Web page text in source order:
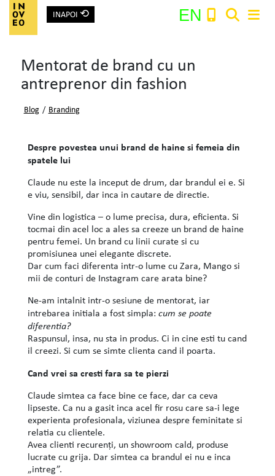
Main Navigation
INAPOI ⟲ EN
Search:
Mentorat de brand cu un
antreprenor din fashion
Blog / Branding
Despre povestea unui brand de haine si femeia din
spatele lui
Claude nu este la inceput de drum, dar brandul ei e. Si
e viu, sensibil, dar inca in cautare de directie.
Vine din logistica – o lume precisa, dura, eficienta. Si
tocmai din acel loc a ales sa creeze un brand de haine
pentru femei. Un brand cu linii curate si cu
promisiunea unei elegante discrete.
Dar cum faci diferenta intr-o lume cu Zara, Mango si
mii de conturi de Instagram care arata bine?
Ne-am intalnit intr-o sesiune de mentorat, iar
intrebarea initiala a fost simpla: cum se poate
diferentia?
Raspunsul, insa, nu sta in produs. Ci in cine esti tu cand
il creezi. Si cum se simte clienta cand il poarta.
Cand vrei sa cresti fara sa te pierzi
Claude simtea ca face bine ce face, dar ca ceva
lipseste. Ca nu a gasit inca acel fir rosu care sa-i lege
experienta profesionala, viziunea despre feminitate si
relatia cu clientele.
Avea clienti recurenți, un showroom cald, produse
lucrate cu grija. Dar simtea ca brandul ei nu e inca
„intreg”.